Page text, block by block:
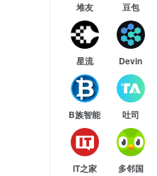
堆友 豆包
星流 Devin
B族智能 吐司
IT之家 多邻国